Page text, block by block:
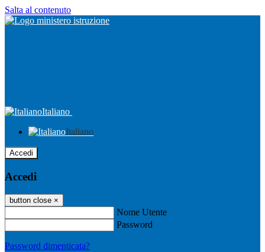
Salta al contenuto
Italiano
Italiano
Accedi
Accedi
button close ×
Nome Utente
Password
Password dimenticata?